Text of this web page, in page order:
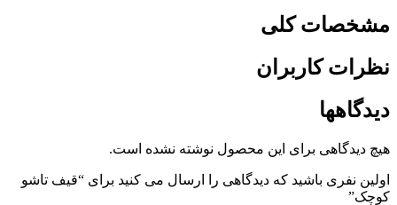
مشخصات کلی
نظرات کاربران
دیدگاهها
هیچ دیدگاهی برای این محصول نوشته نشده است.
اولین نفری باشید که دیدگاهی را ارسال می کنید برای “قیف تاشو
کوچک”